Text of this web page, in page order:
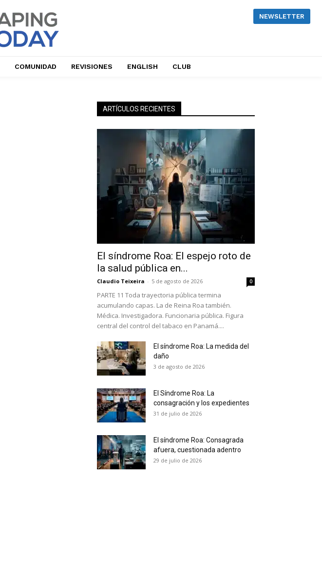
No te pierdas de las últimas
Suscríbete a nuestro boletín diario y recibe todas las
noticias del vapeo y la reducción de daños en tu correo
Subscribe to our daily clipping and receive all the news
of vaping and tobacco harm reduction in your email.
NEWSLETTER
COMUNIDAD REVISIONES ENGLISH CLUB
ARTÍCULOS RECIENTES
El síndrome Roa: El espejo roto de
la salud pública en...
Claudio Teixeira - 5 de agosto de 2026 0
PARTE 11 Toda trayectoria pública termina
acumulando capas. La de Reina Roa también.
Médica. Investigadora. Funcionaria pública. Figura
central del control del tabaco en Panamá....
El síndrome Roa: La medida del
daño
3 de agosto de 2026
El Síndrome Roa: La
consagración y los expedientes
31 de julio de 2026
El síndrome Roa: Consagrada
afuera, cuestionada adentro
29 de julio de 2026